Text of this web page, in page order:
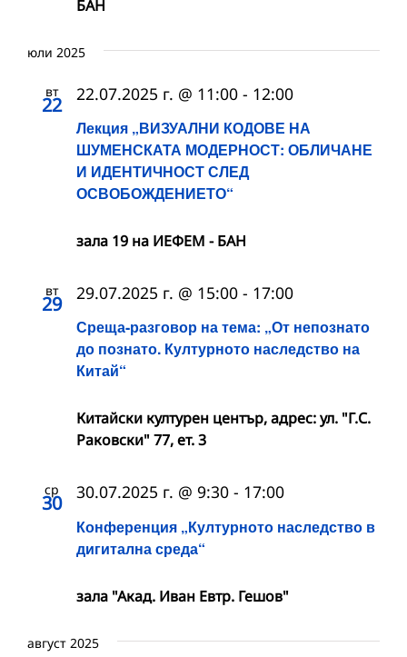
БАН
юли 2025
вт
22
Лекция „ВИЗУАЛНИ КОДОВЕ НА
ШУМЕНСКАТА МОДЕРНОСТ: ОБЛИЧАНЕ
И ИДЕНТИЧНОСТ СЛЕД
ОСВОБОЖДЕНИЕТО“
22.07.2025 г. @ 11:00 - 12:00
зала 19 на ИЕФЕМ - БАН
вт
29
Среща-разговор на тема: „От непознато
до познато. Културното наследство на
Китай“
29.07.2025 г. @ 15:00 - 17:00
Китайски културен център, адрес: ул. "Г.С.
Раковски" 77, ет. 3
ср
30
Конференция „Културното наследство в
дигитална среда“
30.07.2025 г. @ 9:30 - 17:00
зала "Акад. Иван Евтр. Гешов"
август 2025